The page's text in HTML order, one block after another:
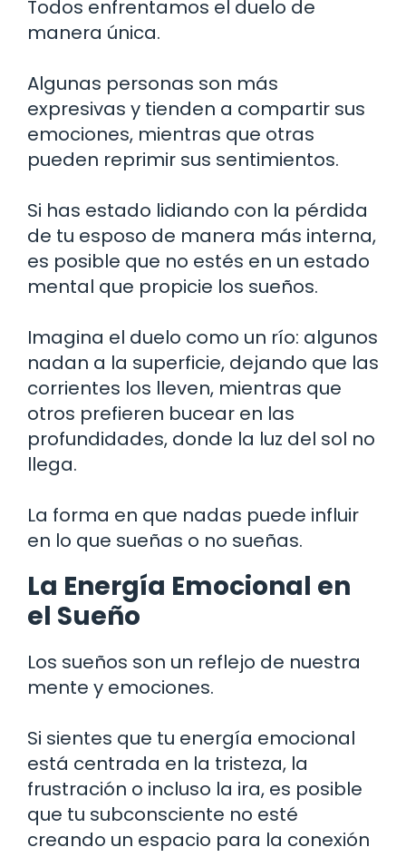
Todos enfrentamos el duelo de
manera única.
Algunas personas son más
expresivas y tienden a compartir sus
emociones, mientras que otras
pueden reprimir sus sentimientos.
Si has estado lidiando con la pérdida
de tu esposo de manera más interna,
es posible que no estés en un estado
mental que propicie los sueños.
Imagina el duelo como un río: algunos
nadan a la superficie, dejando que las
corrientes los lleven, mientras que
otros prefieren bucear en las
profundidades, donde la luz del sol no
llega.
La forma en que nadas puede influir
en lo que sueñas o no sueñas.
La Energía Emocional en
el Sueño
Los sueños son un reflejo de nuestra
mente y emociones.
Si sientes que tu energía emocional
está centrada en la tristeza, la
frustración o incluso la ira, es posible
que tu subconsciente no esté
creando un espacio para la conexión